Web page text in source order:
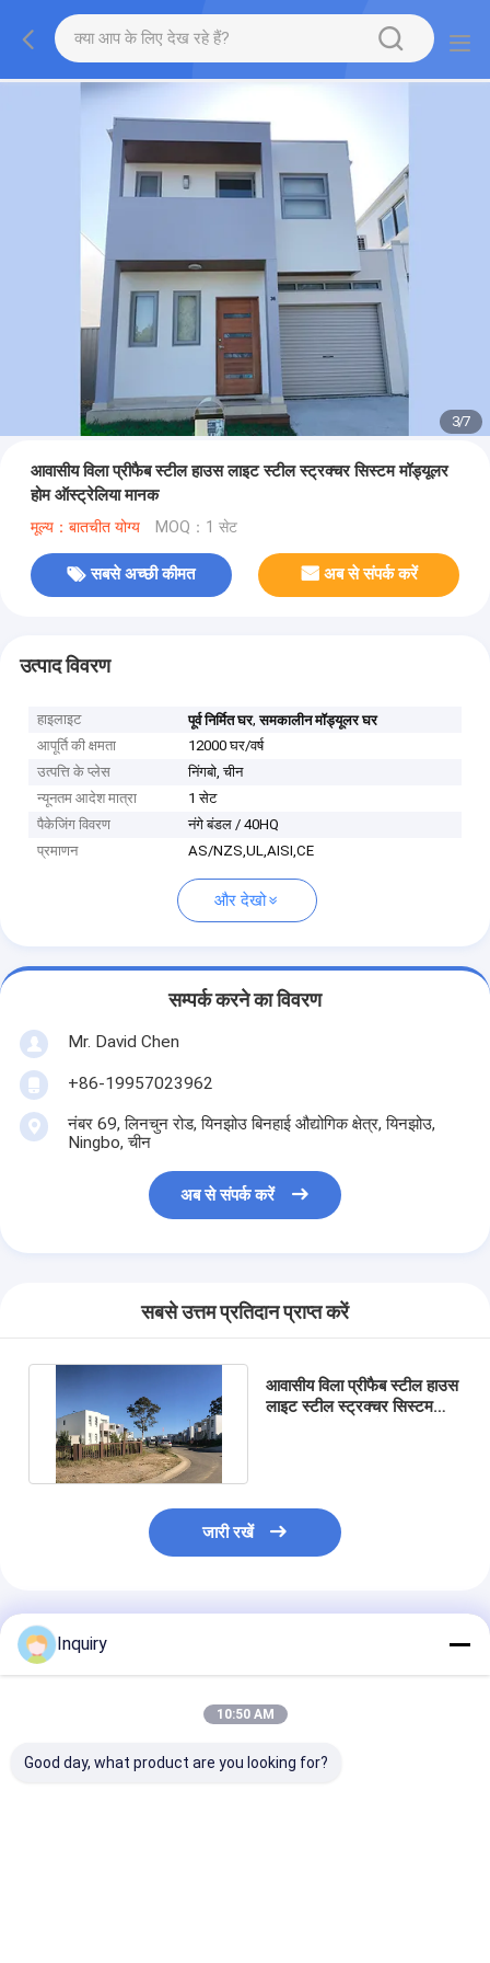
3/7
आवासीय विला प्रीफैब स्टील हाउस लाइट स्टील स्ट्रक्चर सिस्टम मॉड्यूलर
होम ऑस्ट्रेलिया मानक
मूल्य：बातचीत योग्य MOQ：1 सेट
सबसे अच्छी कीमत अब से संपर्क करें
उत्पाद विवरण
हाइलाइट पूर्व निर्मित घर,समकालीन मॉड्यूलर घर
आपूर्ति की क्षमता
12000 घर/वर्ष
उत्पत्ति के प्लेस
निंगबो, चीन
न्यूनतम आदेश मात्रा
1 सेट
पैकेजिंग विवरण
नंगे बंडल / 40HQ
प्रमाणन
AS/NZS,UL,AISI,CE
और देखो
सम्पर्क करने का विवरण
Mr. David Chen
+86-19957023962
नंबर 69, लिनचुन रोड, यिनझोउ बिनहाई औद्योगिक क्षेत्र, यिनझोउ,
Ningbo, चीन
अब से संपर्क करें
सबसे उत्तम प्रतिदान प्राप्त करें
आवासीय विला प्रीफैब स्टील हाउस
लाइट स्टील स्ट्रक्चर सिस्टम
जारी रखें
अनुशंसित उत्पाद
Inquiry
10:50 AM
Good day, what product are you looking for?